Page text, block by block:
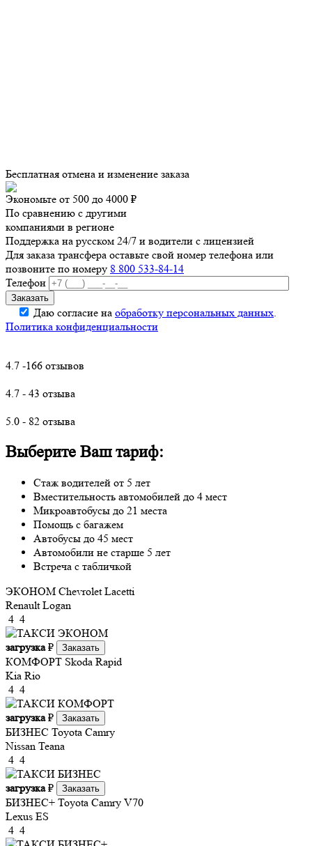
Бесплатная отмена и изменение заказа
Экономьте от 500 до 4000 ₽
По сравнению с другими
компаниями в регионе
Поддержка на русском 24/7 и водители с лицензией
Для заказа трансфера оставьте свой номер телефона или
позвоните по номеру 8 800 533-84-14
Телефон
Даю согласие на обработку персональных данных.
Политика конфиденциальности
4.7 -166 отзывов
4.7 - 43 отзыва
5.0 - 82 отзыва
Выберите Ваш тариф:
Стаж водителей от 5 лет
Вместительность автомобилей до 4 мест
Микроавтобусы до 21 места
Помощь с багажем
Автобусы до 45 мест
Автомобили не старше 5 лет
Встреча с табличкой
ЭКОНОМ Chevrolet Lacetti
Renault Logan
4 4
загрузка₽ Заказать
КОМФОРТ Skoda Rapid
Kia Rio
4 4
загрузка₽ Заказать
БИЗНЕС Toyota Camry
Nissan Teana
4 4
загрузка₽ Заказать
БИЗНЕС+ Toyota Camry V70
Lexus ES
4 4